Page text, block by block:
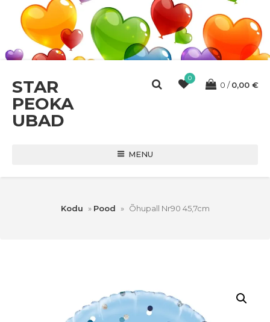
STAR
PEOKA
UBAD
0
0 0,00 €
MENU
Kodu » Pood » Õhupall Nr90 45,7cm